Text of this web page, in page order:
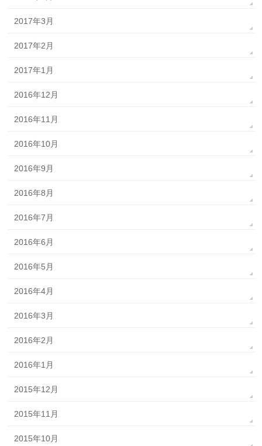
2017年3月
2017年2月
2017年1月
2016年12月
2016年11月
2016年10月
2016年9月
2016年8月
2016年7月
2016年6月
2016年5月
2016年4月
2016年3月
2016年2月
2016年1月
2015年12月
2015年11月
2015年10月